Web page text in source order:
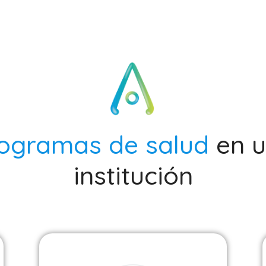
de salud en
institución